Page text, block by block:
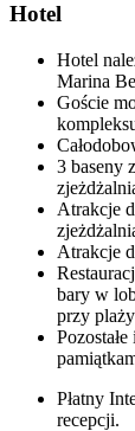
Hotel
Hotel
Marina
Goście
3 baseny
Atrakcje
Atrakcje
bary w
przy
Płatny
recepcji.